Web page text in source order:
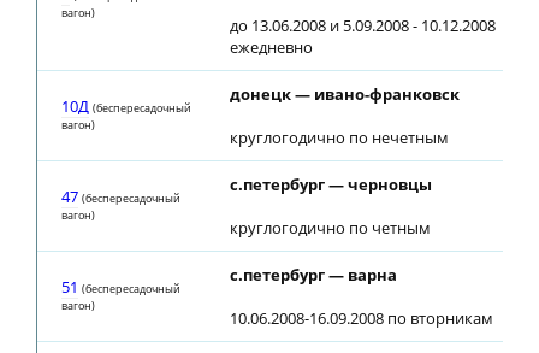
вагон)
до 13.06.2008 и 5.09.2008 - 10.12.2008
ежедневно
10Д (беспересадочный
вагон)
донецк — ивано-франковск
круглогодично по нечетным
47 (беспересадочный
вагон)
с.петербург — черновцы
круглогодично по четным
51 (беспересадочный
вагон)
с.петербург — варна
10.06.2008-16.09.2008 по вторникам